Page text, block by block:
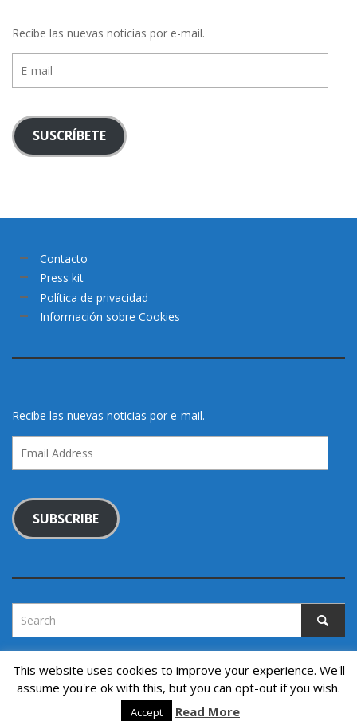
Recibe las nuevas noticias por e-mail.
mail
SUSCRÍBETE
Contacto
Press kit
Política de privacidad
Información sobre Cookies
Recibe las nuevas noticias por e-mail.
Address
SUBSCRIBE
Copyright © 2022. All rights reserved.
↑ Back to top
This website uses cookies to improve your experience. We'll
assume you're ok with this, but you can opt-out if you wish.
Accept Read More